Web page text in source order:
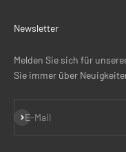
Newsletter
Melden Sie sich für
Sie immer über
E-Mail
Abonnieren